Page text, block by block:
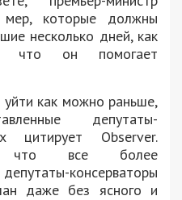
которые должны
несколько дней, как
что он помогает
как можно раньше,
депутаты-
цитирует Observer.
что все более
консерваторы
даже без ясного и